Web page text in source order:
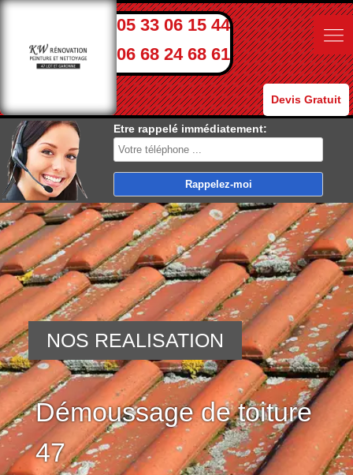
05 33 06 15 44
06 68 24 68 61
Devis Gratuit
Etre rappelé immédiatement:
Démoussage de toiture
47
NOS REALISATION